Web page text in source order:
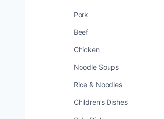
Pork
Beef
Chicken
Noodle Soups
Rice & Noodles
Children’s Dishes